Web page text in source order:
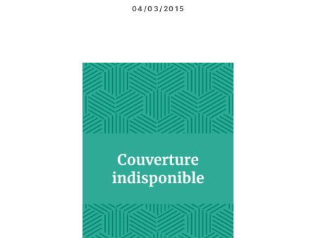
04/03/2015